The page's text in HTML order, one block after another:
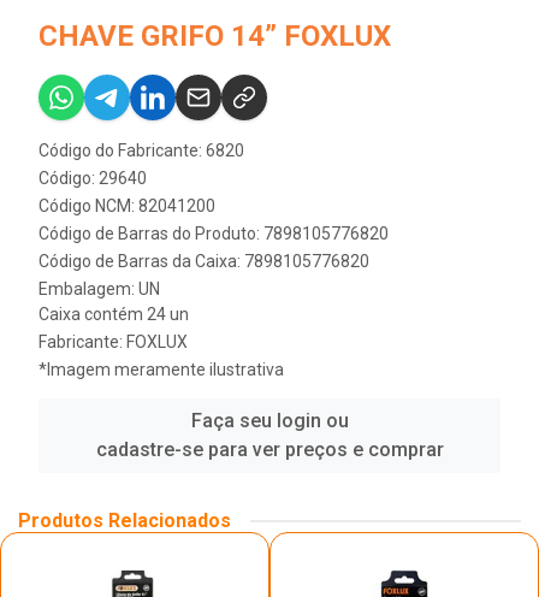
CHAVE GRIFO 14” FOXLUX
Código do Fabricante: 6820
Código: 29640
Código NCM: 82041200
Código de Barras do Produto: 7898105776820
Código de Barras da Caixa: 7898105776820
Embalagem: UN
Caixa contém 24 un
Fabricante: FOXLUX
*Imagem meramente ilustrativa
Faça seu login ou
cadastre-se para ver preços e comprar
Produtos Relacionados